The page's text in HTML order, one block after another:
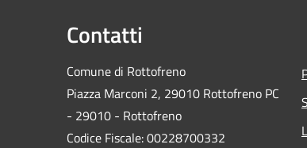
Contatti
Comune di Rottofreno
Piazza Marconi 2, 29010 Rottofreno PC
- 29010 - Rottofreno
Codice Fiscale: 00228700332